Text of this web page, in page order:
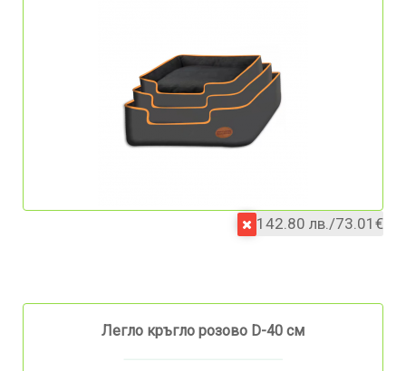
142.80 лв./73.01€
Легло кръгло розово D-40 см